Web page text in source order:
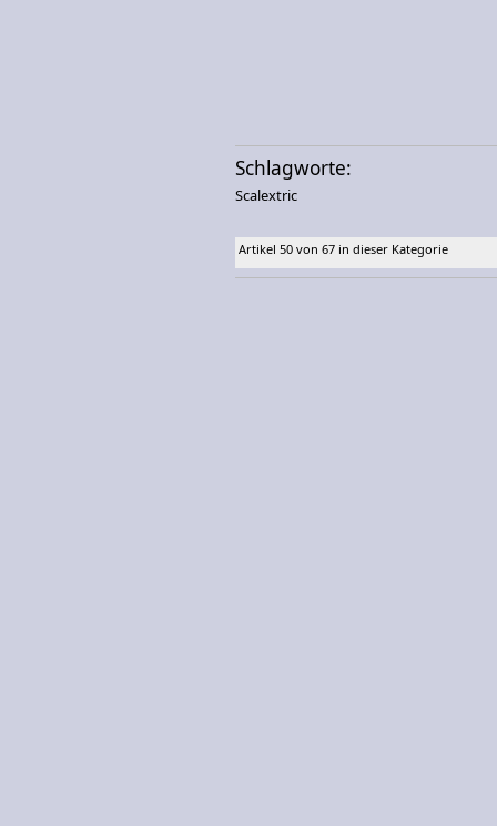
Schlagworte:
Scalextric
Artikel 50 von 67 in dieser Kategorie